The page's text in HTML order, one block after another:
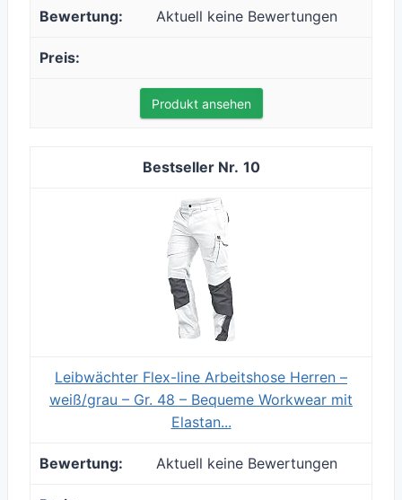
Aktuell keine Bewertungen
Produkt ansehen
10
Leibwächter Flex-line Arbeitshose Herren –
weiß/grau – Gr. 48 – Bequeme Workwear mit
Elastan...
Aktuell keine Bewertungen